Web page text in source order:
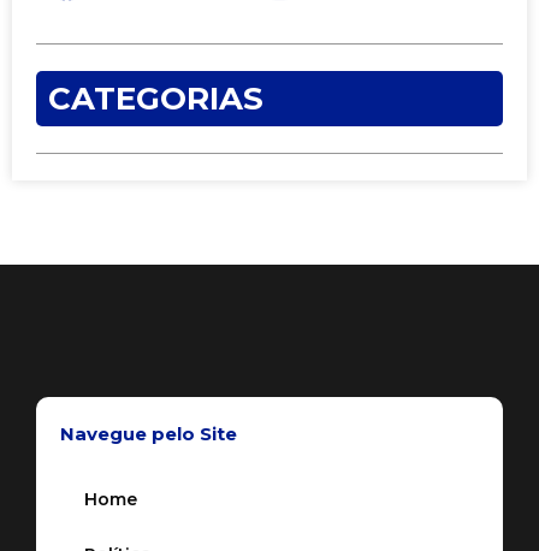
CATEGORIAS
Navegue pelo Site
Home